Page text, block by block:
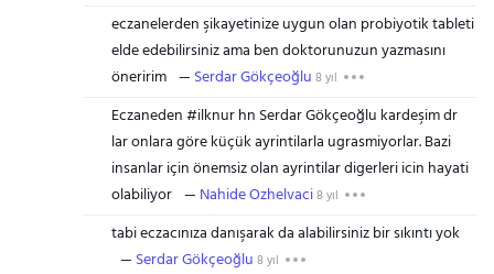
eczanelerden şikayetinize uygun olan probiyotik tableti
elde edebilirsiniz ama ben doktorunuzun yazmasını
öneririm
Serdar Gökçeoğlu 8 yıl
Eczaneden #ilknur hn Serdar Gökçeoğlu kardeşim dr
lar onlara göre küçük ayrintilarla ugrasmiyorlar. Bazi
insanlar için önemsiz olan ayrintilar digerleri icin hayati
olabiliyor
Nahide Ozhelvaci8 yıl
tabi eczacınıza danışarak da alabilirsiniz bir sıkıntı yok
Serdar Gökçeoğlu 8 yıl